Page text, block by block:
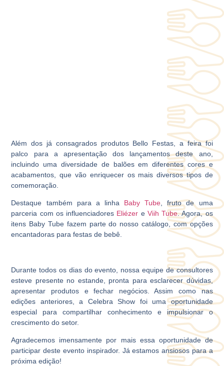
Além dos já consagrados produtos Bello Festas, a feira foi
palco para a apresentação dos lançamentos deste ano,
incluindo uma diversidade de balões em diferentes cores e
acabamentos, que vão enriquecer os mais diversos tipos de
comemoração.
Destaque também para a linha Baby Tube, fruto de uma
parceria com os influenciadores Eliézer e Viih Tube. Agora, os
itens Baby Tube fazem parte do nosso catálogo, com opções
encantadoras para festas de bebê.
Durante todos os dias do evento, nossa equipe de consultores
esteve presente no estande, pronta para esclarecer dúvidas,
apresentar produtos e fechar negócios. Assim como nas
edições anteriores, a Celebra Show foi uma oportunidade
especial para compartilhar conhecimento e impulsionar o
crescimento do setor.
Agradecemos imensamente por mais essa oportunidade de
participar deste evento inspirador. Já estamos ansiosos para a
próxima edição!